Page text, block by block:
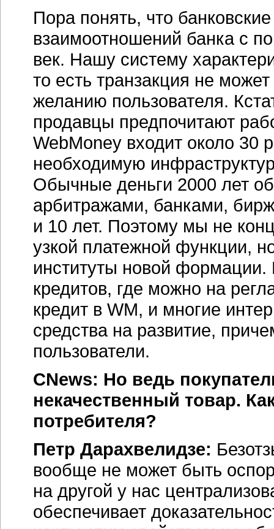
Пора понять, что
взаимоотношений банка с
век. Нашу систему
то есть транзакция не
желанию пользователя.
продавцы предпочитают
WebMoney входит около 30
необходимую
Обычные деньги 2000 лет
арбитражами, банками,
и 10 лет. Поэтому мы не
узкой платежной функции,
институты новой
кредитов, где можно на
кредит в WM, и многие
средства на развитие,
пользователи.
CNews: Но ведь
некачественный товар.
потребителя?
Петр Дарахвелидзе:
вообще не может быть
на другой у нас
обеспечивает